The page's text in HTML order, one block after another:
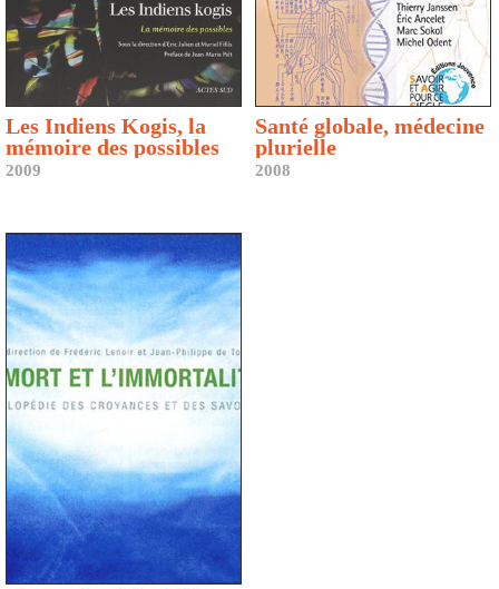
Les Indiens Kogis, la
mémoire des possibles
2009
Santé globale, médecine
plurielle
2008